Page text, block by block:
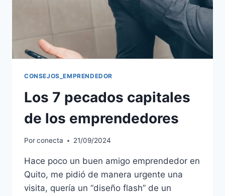
CONSEJOS_EMPRENDEDOR
Los 7 pecados capitales
de los emprendedores
Porconecta 21/09/2024
Hace poco un buen amigo emprendedor en
Quito, me pidió de manera urgente una
visita, quería un “diseño flash” de un